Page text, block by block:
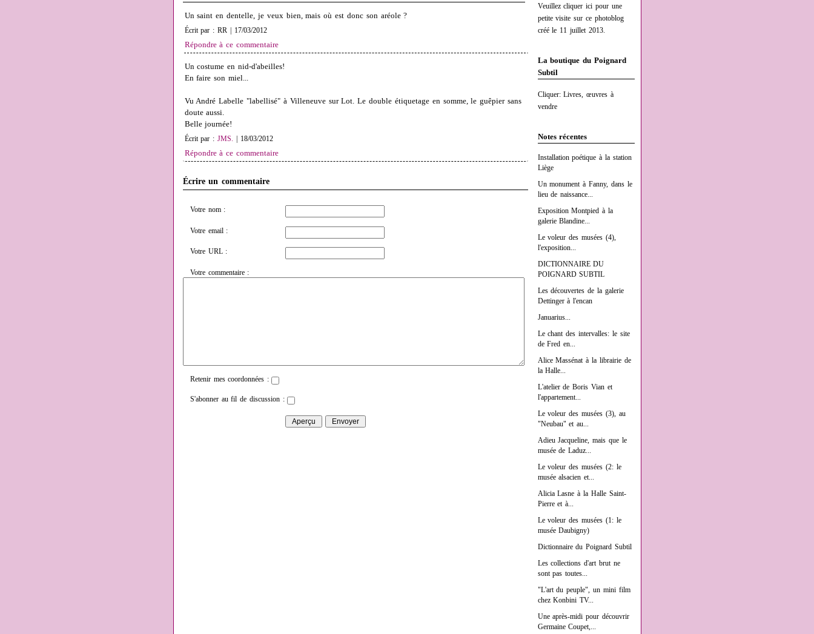
Veuillez cliquer ici pour une
petite visite sur ce photoblog
créé le 11 juillet 2013.
La boutique du Poignard
Subtil
Cliquer: Livres, œuvres à
vendre
Notes récentes
Installation poétique à la station
Liège
Un monument à Fanny, dans le
lieu de naissance...
Exposition Montpied à la
galerie Blandine...
Le voleur des musées (4),
l'exposition...
DICTIONNAIRE DU
POIGNARD SUBTIL
Les découvertes de la galerie
Dettinger à l'encan
Januarius...
Le chant des intervalles: le site
de Fred en...
Alice Massénat à la librairie de
la Halle...
L'atelier de Boris Vian et
l'appartement...
Le voleur des musées (3), au
"Neubau" et au...
Adieu Jacqueline, mais que le
musée de Laduz...
Le voleur des musées (2: le
musée alsacien et...
Alicia Lasne à la Halle Saint-
Pierre et à...
Le voleur des musées (1: le
musée Daubigny)
Dictionnaire du Poignard Subtil
Les collections d'art brut ne
sont pas toutes...
"L'art du peuple", un mini film
chez Konbini TV...
Une après-midi pour découvrir
Germaine Coupet,...
Un saint en dentelle, je veux bien, mais où est donc son aréole ?
Écrit par : RR | 17/03/2012
Répondre à ce commentaire
Un costume en nid-d'abeilles!
En faire son miel...
Vu André Labelle "labellisé" à Villeneuve sur Lot. Le double étiquetage en somme, le guêpier sans
doute aussi.
Belle journée!
Écrit par :JMS. | 18/03/2012
Répondre à ce commentaire
Écrire un commentaire
Votre nom :
Votre email :
Votre URL :
Votre commentaire :
Retenir mes coordonnées :
S'abonner au fil de discussion :